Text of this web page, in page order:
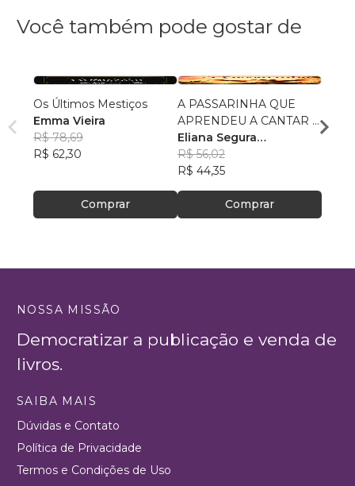
Você também pode gostar de
Os Últimos Mestiços
Emma Vieira
R$ 78,69
R$ 62,30
Comprar
A PASSARINHA QUE
APRENDEU A CANTAR E
VOAR
Eliana Segura
Fernandes
R$ 56,02
R$ 44,35
Comprar
R$
NOSSA MISSÃO
Democratizar a publicação e venda de
livros.
SAIBA MAIS
Dúvidas e Contato
Política de Privacidade
Termos e Condições de Uso